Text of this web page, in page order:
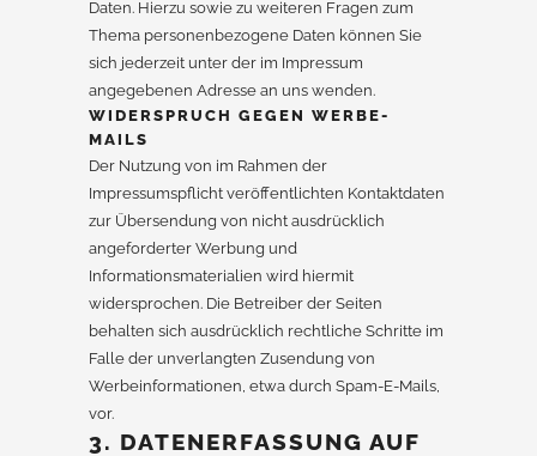
Daten. Hierzu sowie zu weiteren Fragen zum
Thema personenbezogene Daten können Sie
sich jederzeit unter der im Impressum
angegebenen Adresse an uns wenden.
WIDERSPRUCH GEGEN WERBE-
MAILS
Der Nutzung von im Rahmen der
Impressumspflicht veröffentlichten Kontaktdaten
zur Übersendung von nicht ausdrücklich
angeforderter Werbung und
Informationsmaterialien wird hiermit
widersprochen. Die Betreiber der Seiten
behalten sich ausdrücklich rechtliche Schritte im
Falle der unverlangten Zusendung von
Werbeinformationen, etwa durch Spam-E-Mails,
vor.
3. DATENERFASSUNG AUF